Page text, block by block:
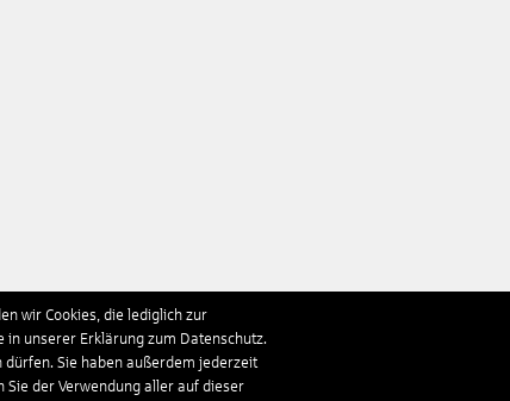
wir Cookies, die lediglich zur
in unserer Erklärung zum Datenschutz.
dürfen. Sie haben außerdem jederzeit
Sie der Verwendung aller auf dieser